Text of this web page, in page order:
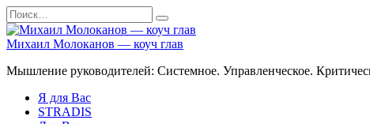
Перейти
к
содержанию
Search
for:
Михаил Молоканов — коуч глав
Мышление руководителей: Системное. Управленческое.
Я для Вас
STRADIS